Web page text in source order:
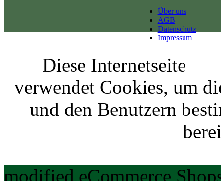
Über uns
AGB
Datenschutz
Impressum
Diese Internetseite
verwendet Cookies, um
und den Benutzern
modified eCommerce